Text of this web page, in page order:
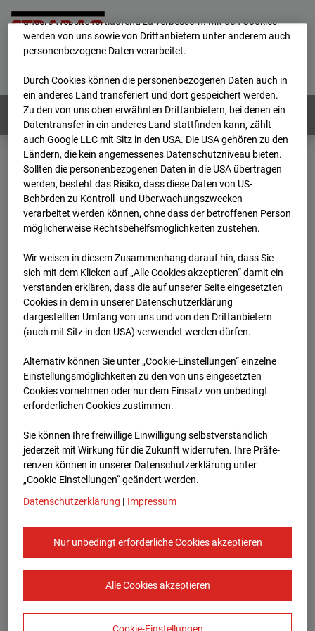
Home E-Mail Impressum
Deutsch / English
Webcams: Alle Länder
Home
Deutschland
BC-145 - BV Wohnquartett Heddesheim
Archiv
2024 08 01 09:45
BC-145 - BV
Wohnquartett
Heddesheim
Heddesheim
Zur Übersicht
Archivdatum: 01.08.2024 09:45,
Europe/Berlin
unsere Website fortlaufend zu verbessern. Mit den Cookies
werden von uns sowie von Drittanbietern unter anderem auch
personenbezogene Daten verarbeitet.
Durch Cookies können die personenbezogenen Daten auch in
ein anderes Land transferiert und dort gespeichert werden.
Zu den von uns oben erwähnten Drittanbietern, bei denen ein
Datentransfer in ein anderes Land stattfinden kann, zählt
auch Google LLC mit Sitz in den USA. Die USA gehören zu den
Ländern, die kein angemessenes Datenschutzniveau bieten.
Sollten die personenbezogenen Daten in die USA übertragen
werden, besteht das Risiko, dass diese Daten von US-
Behörden zu Kontroll- und Überwachungszwecken
verarbeitet werden können, ohne dass der betroffenen Person
möglicherweise Rechtsbehelfsmöglichkeiten zustehen.
Wir weisen in diesem Zusammenhang darauf hin, dass Sie
sich mit dem Klicken auf „Alle Cookies akzeptieren“ damit ein­
ver­standen erklären, dass die auf unserer Seite eingesetzten
Cookies in dem in unserer Datenschutzerklärung
dargestellten Umfang von uns und von den Drittanbietern
(auch mit Sitz in den USA) verwendet werden dürfen.
Alternativ können Sie unter „Cookie-Einstellungen“ einzelne
Einstellungsmöglichkeiten zu den von uns eingesetzten
Cookies vornehmen oder nur dem Einsatz von unbedingt
erforderlichen Cookies zustimmen.
Sie können Ihre freiwillige Einwilligung selbstverständlich
jederzeit mit Wirkung für die Zukunft widerrufen. Ihre Prä­fe­
renzen können in unserer Datenschutzerklärung unter
„Cookie-Einstellungen“ geändert werden.
Datenschutzerklärung | Impressum
Nur unbedingt erforderliche Cookies akzeptieren
Alle Cookies akzeptieren